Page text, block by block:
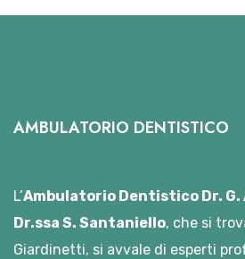
AMBULATORIO DENTISTICO
L’Ambulatorio Dentistico Dr. G.
Dr.ssa S. Santaniello, che si
Giardinetti, si avvale di esperti